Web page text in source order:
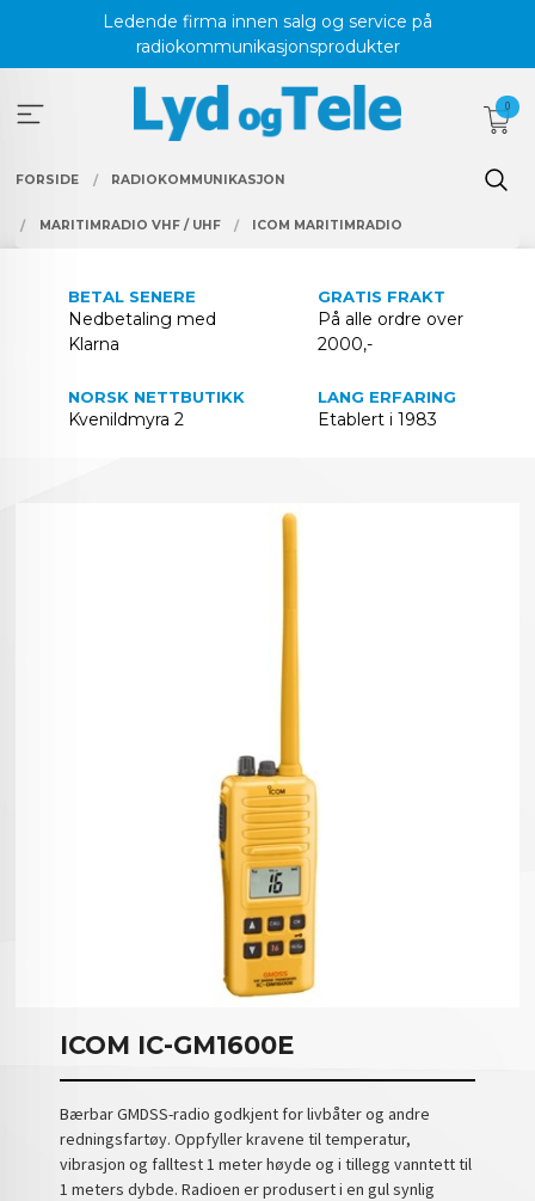
Ledende firma innen salg og service på
radiokommunikasjonsprodukter
0
FORSIDE RADIOKOMMUNIKASJON
MARITIMRADIO VHF / UHF ICOM MARITIMRADIO
BETAL SENERE
Nedbetaling med
Klarna
GRATIS FRAKT
På alle ordre over
2000,-
NORSK NETTBUTIKK
Kvenildmyra 2
LANG ERFARING
Etablert i 1983
ICOM IC-GM1600E
Bærbar GMDSS-radio godkjent for livbåter og andre
redningsfartøy. Oppfyller kravene til temperatur,
vibrasjon og falltest 1 meter høyde og i tillegg vanntett til
1 meters dybde. Radioen er produsert i en gul synlig